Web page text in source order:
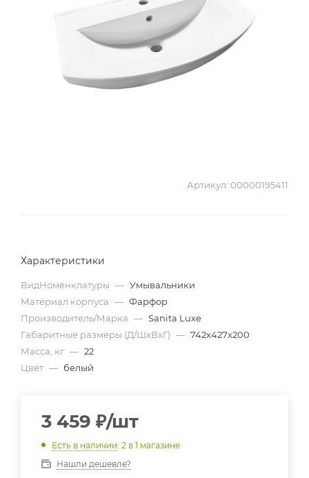
Артикул: 00000195411
Характеристики
ВидНоменклатуры — Умывальники
Материал корпуса — Фарфор
Производитель/Марка — Sanita Luxe
Габаритные размеры (Д/ШхВхГ) — 742х427х200
Масса, кг — 22
Цвет — белый
3 459 ₽/шт
Есть в наличии: 2 в 1 магазине
Нашли дешевле?